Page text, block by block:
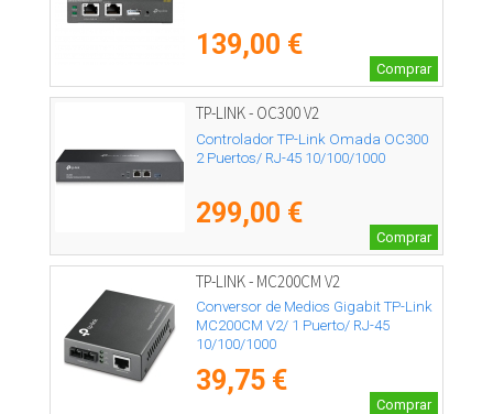
139,00 €
Comprar
TP-LINK - OC300 V2
Controlador TP-Link Omada OC300
2 Puertos/ RJ-45 10/100/1000
299,00 €
Comprar
TP-LINK - MC200CM V2
Conversor de Medios Gigabit TP-Link
MC200CM V2/ 1 Puerto/ RJ-45
10/100/1000
39,75 €
Comprar